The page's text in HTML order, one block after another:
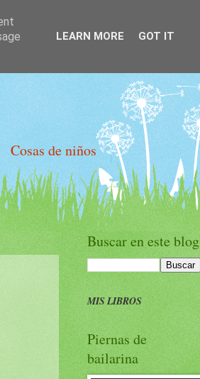
Cosas de niños
Buscar en este blog
MIS LIBROS
Piernas de
bailarina
LEARN MORE GOT IT